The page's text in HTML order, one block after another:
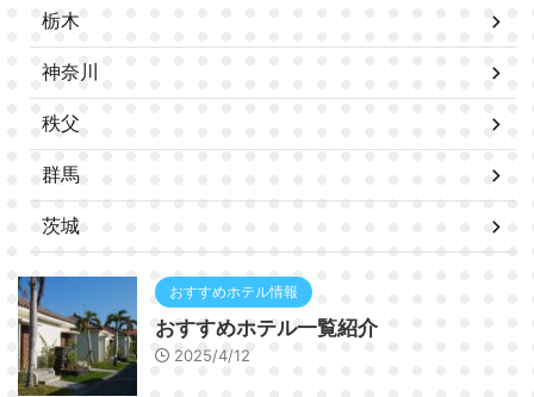
栃木
神奈川
秩父
群馬
茨城
おすすめホテル情報
おすすめホテル一覧紹介
2025/4/12